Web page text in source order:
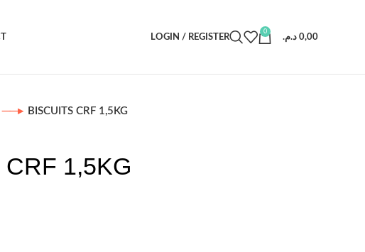
LOGIN / REGISTER
0
0,00 د.م.
BISCUITS CRF 1,5KG
1,5KG